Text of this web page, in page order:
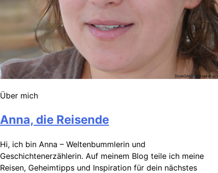
Über mich
Anna, die Reisende
Hi, ich bin Anna – Weltenbummlerin und
Geschichtenerzählerin. Auf meinem Blog teile ich meine
Reisen, Geheimtipps und Inspiration für dein nächstes